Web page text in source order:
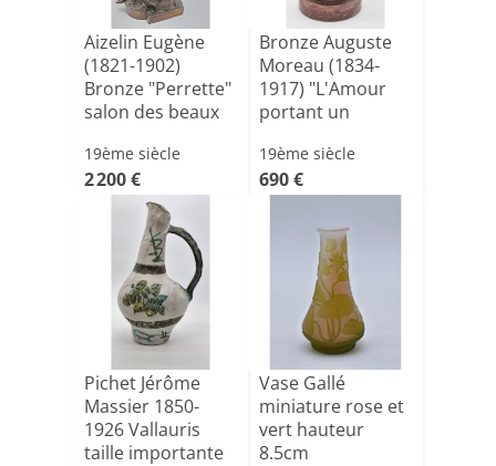
Aizelin Eugène
(1821-1902)
Bronze "Perrette"
salon des beaux
19ème siècle
2 200 €
Bronze Auguste
Moreau (1834-
1917) "L'Amour
portant un
19ème siècle
690 €
Pichet Jérôme
Massier 1850-
1926 Vallauris
taille importante
Vase Gallé
miniature rose et
vert hauteur
8.5cm